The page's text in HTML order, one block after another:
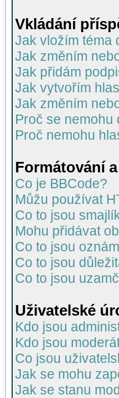
Vkládání
Jak vložím téma
Jak změním
Jak přidám
Jak vytvořím
Jak změním
Proč se nemohu
Proč nemohu
Formátování
Co je BBCode?
Můžu používat
Co to jsou
Mohu přidávat
Co to jsou
Co to jsou
Co to jsou
Uživatelské
Kdo jsou
Kdo jsou
Co jsou
Jak se mohu
Jak se stanu